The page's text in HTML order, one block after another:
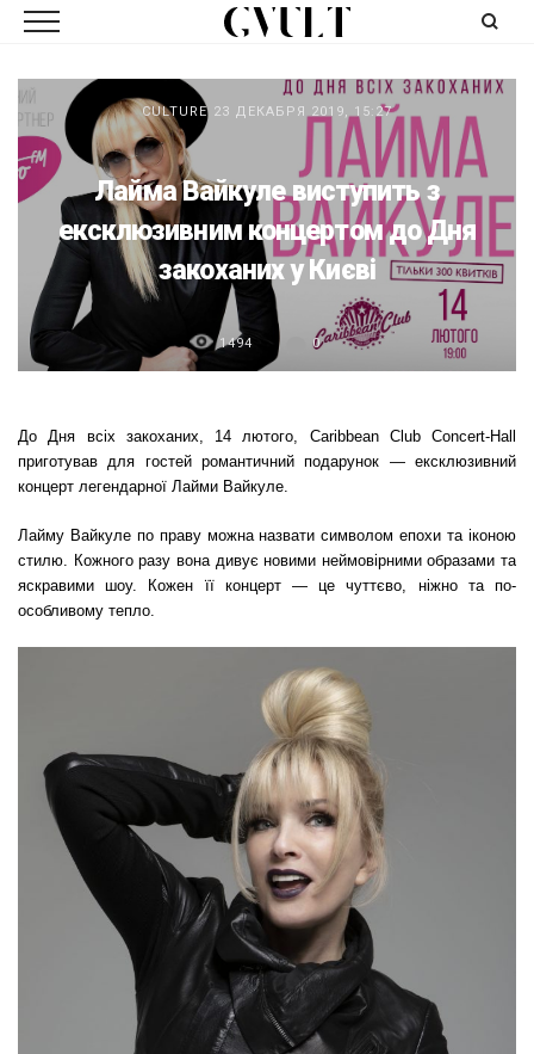
CULTURE 23 ДЕКАБРЯ 2019, 15:27
Лайма Вайкуле виступить з
ексклюзивним концертом до Дня
закоханих у Києві
1494 0
До Дня всіх закоханих, 14 лютого, Caribbean Club Concert-Hall
приготував для гостей романтичнийподарунок — ексклюзивний
концерт легендарної Лайми Вайкуле.
Лайму Вайкуле по праву можна назватисимволом епохи та іконою
стилю. Кожного разу вона дивує новими неймовірними образами та
яскравими шоу. Кожен її концерт — це чуттєво, ніжно та по-
особливому тепло.